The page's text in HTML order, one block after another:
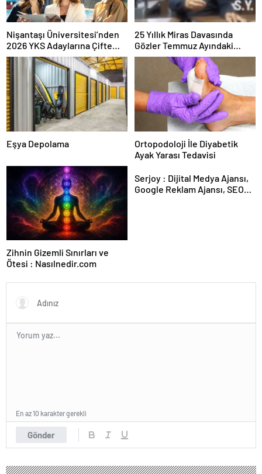
Nişantaşı Üniversitesi’nden
2026 YKS Adaylarına Çifte
Güvence: Sabit Ücret ve
Kesintisiz Burs
25 Yıllık Miras Davasında
Gözler Temmuz Ayındaki
Karar Duruşmasına Çevrildi
Eşya Depolama
Ortopodoloji İle Diyabetik
Ayak Yarası Tedavisi
Zihnin Gizemli Sınırları ve
Ötesi : Nasılnedir.com
Serjoy : Dijital Medya Ajansı,
Google Reklam Ajansı, SEO
Gönder
En az 10 karakter gerekli